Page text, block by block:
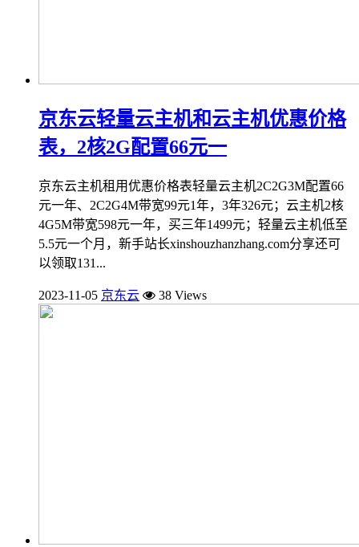
京东云轻量云主机和云主机优惠价格
表，2核2G配置66元一
京东云主机租用优惠价格表轻量云主机2C2G3M配置66
元一年、2C2G4M带宽99元1年，3年326元；云主机2核
4G5M带宽598元一年，买三年1499元；轻量云主机低至
5.5元一个月，新手站长xinshouzhanzhang.com分享还可
以领取131...
2023-11-05 京东云 38 Views